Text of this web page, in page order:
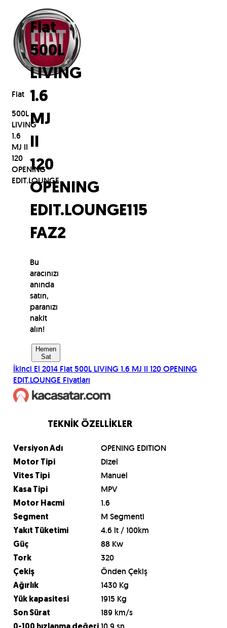
Fiat
500L
LIVING
1.6
MJ II
120
OPENING
EDIT.LOUNGE
Fiat
500L
LIVING
1.6
MJ
II
120
OPENING
EDIT.LOUNGE115
FAZ2
Bu
aracınızı
anında
satın,
paranızı
nakit
alın!
Hemen
Sat
İkinci El 2014 Fiat500L LIVING 1.6 MJ II 120 OPENING
EDIT.LOUNGE Fiyatları
TEKNİK ÖZELLİKLER
Versiyon Adı OPENING EDITION
Motor Tipi Dizel
Vites Tipi Manuel
Kasa Tipi MPV
Motor Hacmi 1.6
Segment M Segmenti
Yakıt Tüketimi 4.6 lt / 100km
Güç 88 Kw
Tork 320
Çekiş Önden Çekiş
Ağırlık 1430 Kg
Yük kapasitesi 1915 Kg
Son Sürat 189 km/s